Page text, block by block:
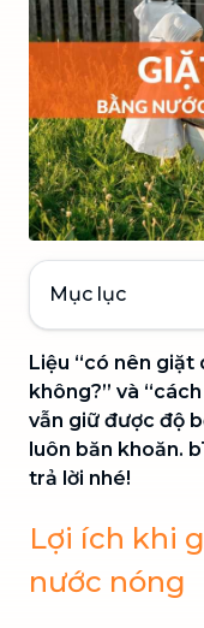
Mục lục
Liệu “có nên giặt
không?” và “
vẫn giữ được độ
luôn băn khoăn.
trả lời nhé!
Lợi ích khi
nước nóng